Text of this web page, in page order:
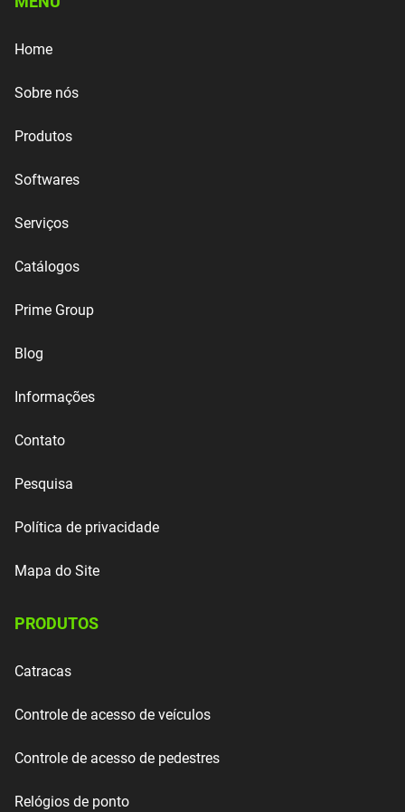
Home
Sobre nós
Produtos
Softwares
Serviços
Catálogos
Prime Group
Blog
Informações
Contato
Pesquisa
Política de privacidade
Mapa do Site
PRODUTOS
Catracas
Controle de acesso de veículos
Controle de acesso de pedestres
Relógios de ponto